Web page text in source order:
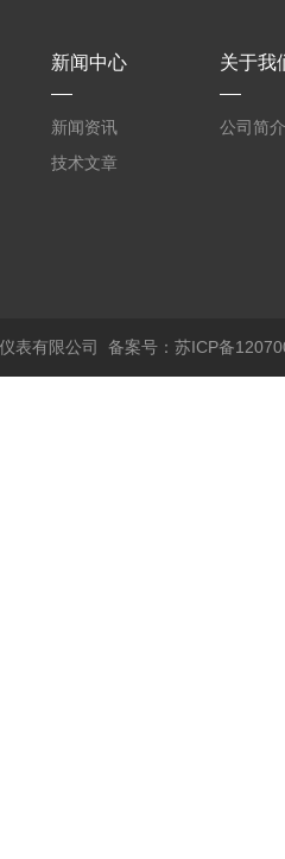
新闻中心
新闻资讯
技术文章
关于我
公司简介
表有限公司 备案号：苏ICP备